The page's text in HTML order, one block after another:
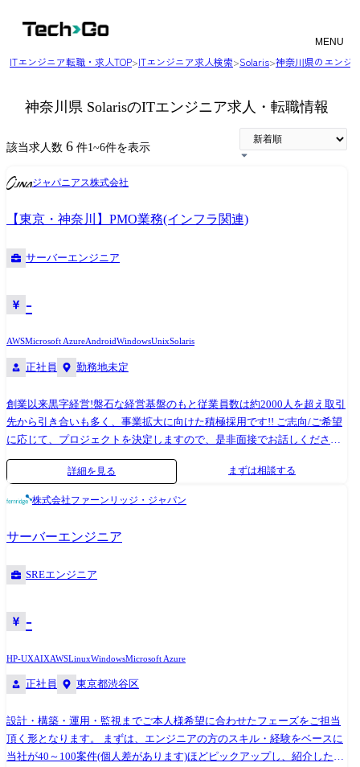
MENU
ITエンジニア転職・求人TOP>ITエンジニア求人検索>Solaris>神奈川県のエンジ
神奈川県 SolarisのITエンジニア求人・転職情報
該当求人数 6 件1~6件を表示
ジャパニアス株式会社
【東京・神奈川】PMO業務(インフラ関連)
サーバーエンジニア
-
AWSMicrosoft AzureAndroidWindowsUnixSolaris
正社員 勤務地未定
創業以来黒字経営!盤石な経営基盤のもと従業員数は約2000人を超え取引
先から引き合いも多く、事業拡大に向けた積極採用です!! ご志向/ご希望
に応じて、プロジェクトを決定しますので、是非面接でお話しください!
●取引業界 製造メーカー、通信キャリア、金融、流通、官公庁 等 設
RHL、Solaris、HP-UX、AIX、VMWare、Hyper-V クラウド:AWS、Azure
築～運用保守 ●工数算出、コスト管理、スケジュール管理、リソース・
要員管理、品質管理、リスク管理 等
詳細を見る まずは相談する
株式会社ファーンリッジ・ジャパン
サーバーエンジニア
SREエンジニア
-
HP-UXAIXAWSLinuxWindowsMicrosoft Azure
正社員 東京都渋谷区
設計・構築・運用・監視までご本人様希望に合わせたフェーズをご担当
頂く形となります。 まずは、エンジニアの方のスキル・経験をベースに
当社が40～100案件(個人差があります)ほどピックアップし、紹介した案